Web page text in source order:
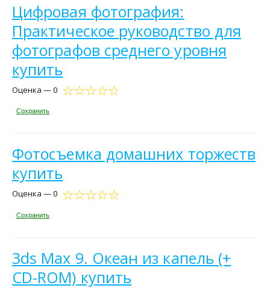
Цифровая фотография:
Практическое руководство для
фотографов среднего уровня
купить
Оценка — 0
Сохранить
Фотосъемка домашних торжеств
купить
Оценка — 0
Сохранить
3ds Max 9. Океан из капель (+
CD-ROM) купить